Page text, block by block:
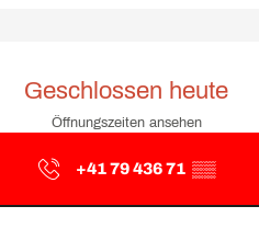
Geschlossen heute
Öffnungszeiten ansehen
+41 79 436 71 ▒▒